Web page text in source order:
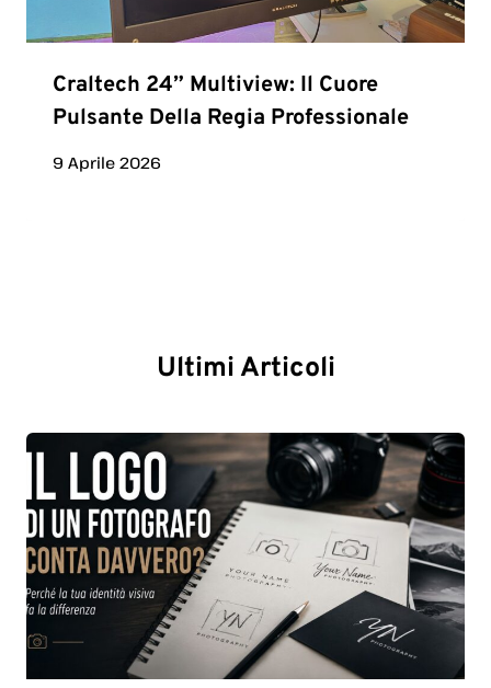
Craltech 24” Multiview: Il Cuore
Pulsante Della Regia Professionale
9 Aprile 2026
Ultimi Articoli